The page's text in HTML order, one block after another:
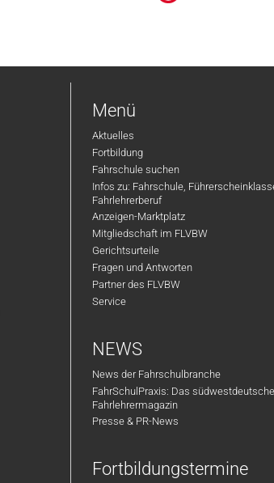
Menü
Aktuelles
Fortbildung
Fahrschule suchen
Infos zu: Fahrschule,
Fahrlehrerberuf
Anzeigen-Marktplatz
Mitgliedschaft im FLVBW
Gerichtsurteile
Fragen und Antworten
Partner des FLVBW
Service
NEWS
News der Fahrschulbranche
FahrSchulPraxis: Das südwestdeutsche
Fahrlehrermagazin
Presse & PR-News
Fortbildungstermine